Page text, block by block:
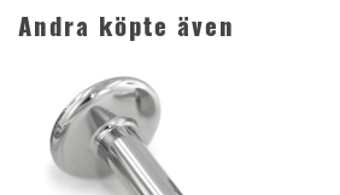
Andra köpte även